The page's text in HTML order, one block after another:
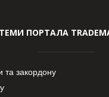
ТЕМИ ПОРТАЛА
та закордону